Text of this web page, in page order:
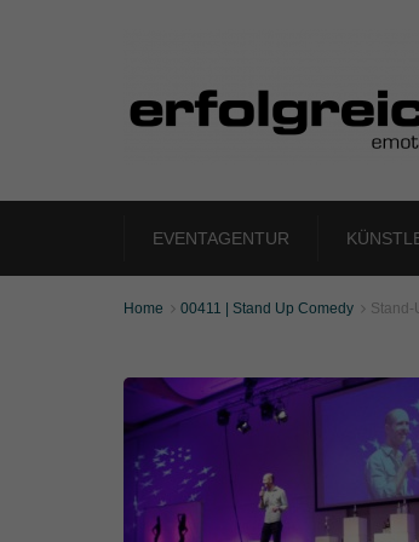
EVENTAGENTUR
Home  00411 | Stand Up Comedy  Stand-